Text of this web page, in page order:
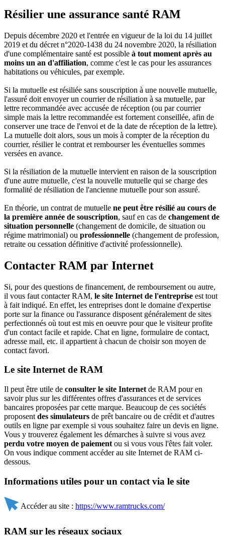
Résilier une assurance santé RAM
Depuis décembre 2020 et l'entrée en vigueur de la loi du 14 juillet
2019 et du décret n°2020-1438 du 24 novembre 2020, la résiliation
d'une complémentaire santé est possible à tout moment après au
moins un an d'affiliation, comme c'est le cas pour les assurances
habitations ou véhicules, par exemple.
Si la mutuelle est résiliée sans souscription à une nouvelle mutuelle,
l'assuré doit envoyer un courrier de résiliation à sa mutuelle, par
lettre recommandée avec accusée de réception (ou par courrier
simple mais la lettre recommandée est fortement conseillée, afin de
conserver une trace de l'envoi et de la date de réception de la lettre).
La mutuelle doit alors, sous un mois à compter de la réception du
courrier, résilier le contrat et rembourser les éventuelles sommes
versées en avance.
Si la résiliation de la mutuelle intervient en raison de la souscription
d'une autre mutuelle, c'est la nouvelle mutuelle qui se charge des
formalité de résiliation de l'ancienne mutuelle pour son assuré.
En théorie, un contrat de mutuelle ne peut être résilié au cours de
la première année de souscription, sauf en cas de changement de
situation personnelle (changement de domicile, de situation ou
régime matrimonial) ou professionnelle (changement de profession,
retraite ou cessation définitive d'activité professionnelle).
Contacter RAM par Internet
Si, pour des questions de financement, de remboursement ou autre,
il vous faut contacter RAM, le site Internet de l'entreprise est tout
à fait indiqué. En effet, les entreprises dont le domaine d'expertise
porte sur la finance ou l'assurance disposent généralement de sites
perfectionnés où tout est mis en oeuvre pour que le visiteur profite
d'un contact facile et rapide. Chat en ligne, formulaire de contact,
adresse mail, etc. il appartient à chacun de choisir son moyen de
contact favori.
Le site Internet de RAM
Il peut être utile de consulter le site Internet de RAM pour en
savoir plus sur les différentes offres d'assurances et de services
bancaires proposées par cette marque. Beaucoup de ces sociétés
proposent des simulateurs de prêt bancaire ou de crédit et d'autres
outils en ligne par exemple si vous souhaitez faire un devis en ligne.
Vous y trouverez également les démarches à suivre si vous avez
perdu votre moyen de paiement ou si vous vous l'êtes fait voler.
On vous indique comment accéder au site Internet de RAM ci-
dessous.
Informations utiles pour un contact via le site
Accéder au site : https://www.ramtrucks.com/
RAM sur les réseaux sociaux